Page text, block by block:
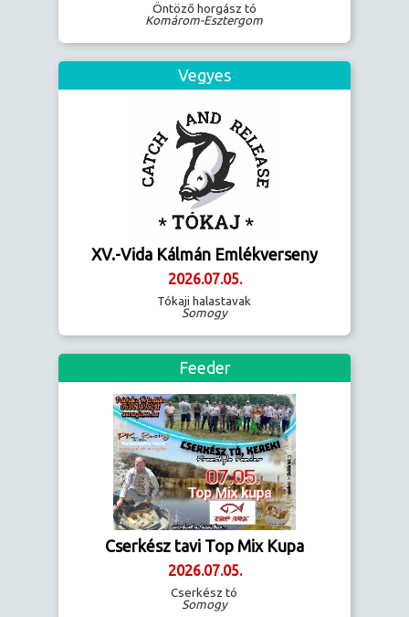
Öntöző horgász tó
Komárom-Esztergom
Vegyes
XV.-Vida Kálmán Emlékverseny
2026.07.05.
Tókaji halastavak
Somogy
Feeder
Cserkész tavi Top Mix Kupa
2026.07.05.
Cserkész tó
Somogy